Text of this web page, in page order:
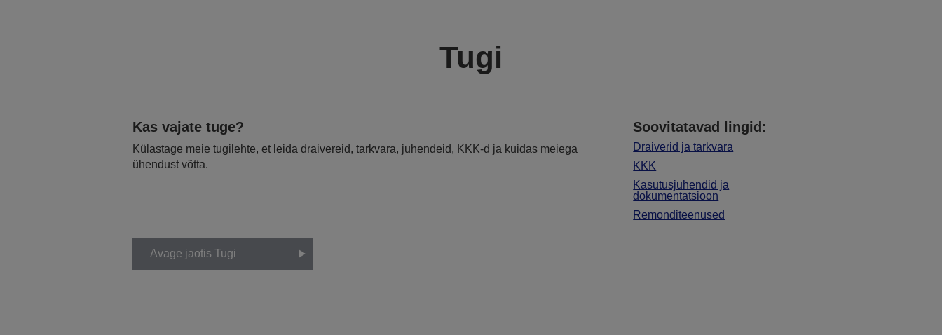
Tugi
Kas vajate tuge?
Külastage meie tugilehte, et leida draivereid, tarkvara, juhendeid, KKK-d ja kuidas meiega
ühendust võtta.
Soovitatavad lingid:
Draiverid ja tarkvara
KKK
Kasutusjuhendid ja
dokumentatsioon
Remonditeenused
Avage jaotis Tugi